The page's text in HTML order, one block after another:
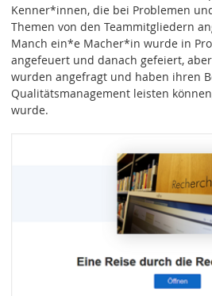
Kenner*innen, die bei Problemen
Themen von den Teammitgliedern
Manch ein*e Macher*in wurde in
angefeuert und danach gefeiert,
wurden angefragt und haben ihren
Qualitätsmanagement leisten
wurde.